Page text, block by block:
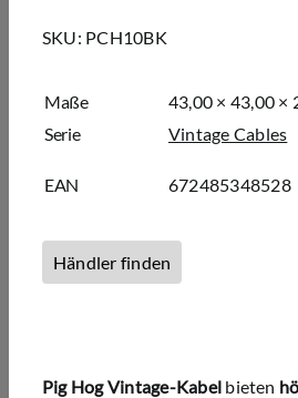
SKU: PCH10BK
Maße
43,00 × 43,00 ×
Serie
Vintage Cables
EAN 672485348528
Händler finden
Pig Hog Vintage-Kabel bieten h